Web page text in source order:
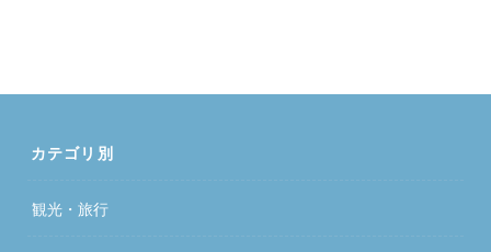
カテゴリ別
観光・旅行